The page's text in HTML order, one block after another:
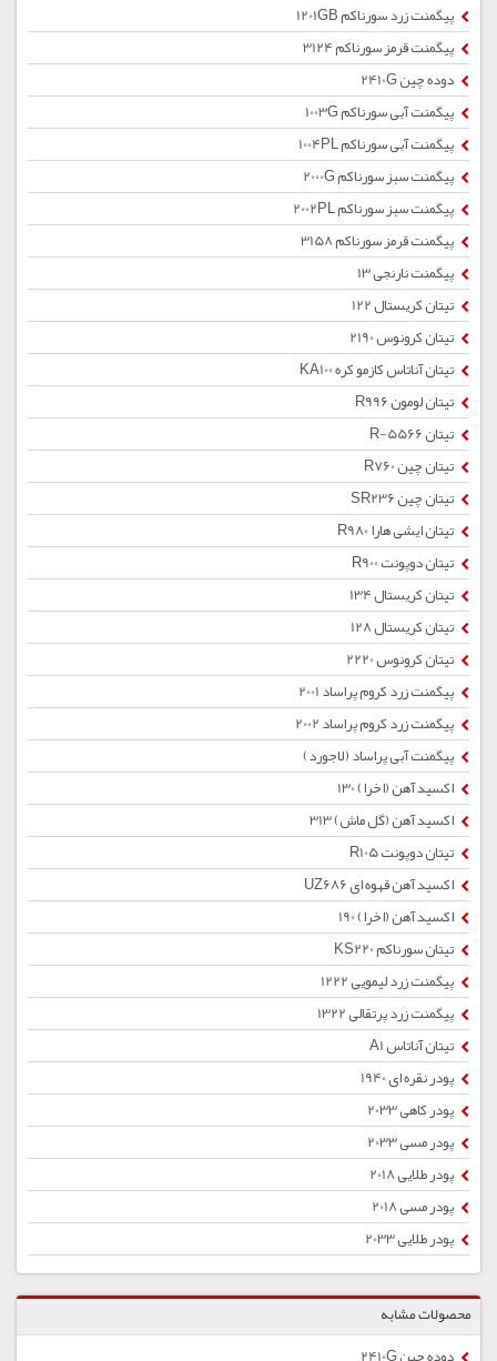
پیگمنت زرد سورناکم 1201GB
پیگمنت قرمز سورناکم 3124
دوده چین 2410G
پیگمنت آبی سورناکم 1003G
پیگمنت آبی سورناکم 1004PL
پیگمنت سبز سورناکم 2000G
پیگمنت سبز سورناکم 2002PL
پیگمنت قرمز سورناکم 3158
پیگمنت نارنجی 13
تیتان کریستال 122
تیتان کرونوس 2190
تیتان آناتاس کازمو کره KA100
تیتان لومون R996
تیتان R-5566
تیتان چین R760
تیتان چین SR236
تیتان ایشی هارا R980
تیتان دوپونت R900
تیتان کریستال 134
تیتان کریستال 128
تیتان کرونوس 2220
پیگمنت زرد كروم پراساد 2001
پیگمنت زرد كروم پراساد 2002
پیگمنت آبی پراساد (لاجورد)
اکسید آهن (اخرا) 130
اکسید آهن (گل ماش) 313
تیتان دوپونت R105
اکسید آهن قهوه ای UZ686
اکسید آهن (اخرا) 190
تیتان سورناکم KS220
پیگمنت زرد لیمویی 1222
پیگمنت زرد پرتقالی 1322
تیتان آناتاس A1
پودر نقره ای 1940
پودر کاهی 2033
پودر مسی 2033
پودر طلایی 2018
پودر مسی 2018
پودر طلایی 2033
محصولات مشابه